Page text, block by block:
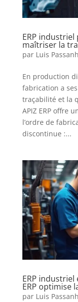
ERP
maîtriser la
par Luis
En production
fabrication a
traçabilité et la
APIZ ERP offre
l’ordre de
discontinue :...
ERP
ERP optimise
par Luis